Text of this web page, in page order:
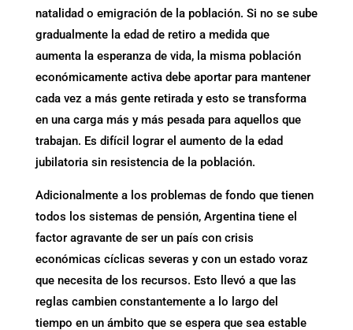
natalidad o emigración de la población. Si no se sube
gradualmente la edad de retiro a medida que
aumenta la esperanza de vida, la misma población
económicamente activa debe aportar para mantener
cada vez a más gente retirada y esto se transforma
en una carga más y más pesada para aquellos que
trabajan. Es difícil lograr el aumento de la edad
jubilatoria sin resistencia de la población.
Adicionalmente a los problemas de fondo que tienen
todos los sistemas de pensión, Argentina tiene el
factor agravante de ser un país con crisis
económicas cíclicas severas y con un estado voraz
que necesita de los recursos. Esto llevó a que las
reglas cambien constantemente a lo largo del
tiempo en un ámbito que se espera que sea estable